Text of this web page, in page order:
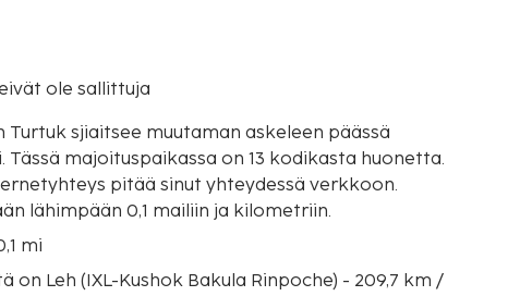
ole sallittuja
Turtuk sjiaitsee muutaman askeleen päässä
majoituspaikassa on 13 kodikasta huonetta.
pitää sinut yhteydessä verkkoon.
lähimpään 0,1 mailiin ja kilometriin.
mi
on Leh (IXL-Kushok Bakula Rinpoche) - 209,7 km /